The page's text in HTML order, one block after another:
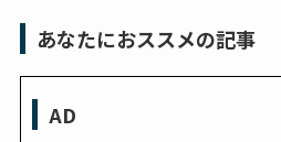
あなたにおススメの記事
AD